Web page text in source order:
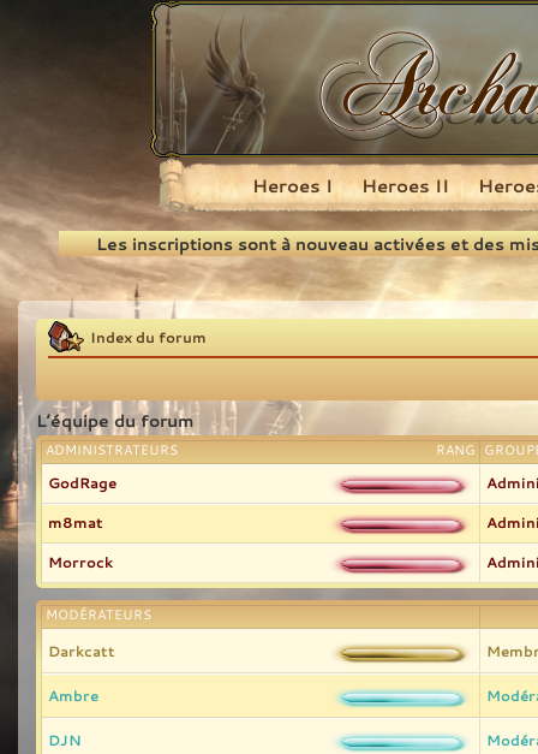
Recherche
Heroes I Heroes II
Les inscriptions sont à nouveau activées et des
Index du forum
L’équipe du forum
RANG
ADMINISTRATEURS
GodRage
m8mat
Morrock
MODÉRATEURS
Darkcatt
Ambre
DJN